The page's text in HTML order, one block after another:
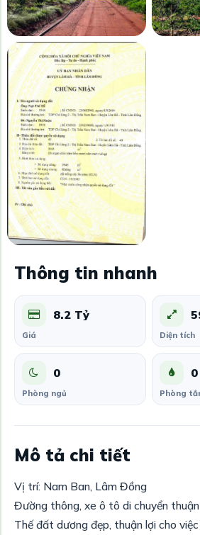
Thông tin nhanh
8.2 Tỷ
Giá Diện tích
0
Phòng ngủ
0
Phòng
Mô tả chi tiết
Vị trí: Nam Ban, Lâm Đồng
Đường thông, xe ô tô di chuyển
Thế đất dương đẹp, thuận lợi cho